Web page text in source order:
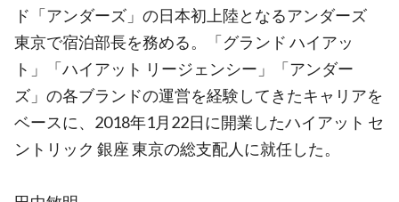
ド「アンダーズ」の日本初上陸となるアンダーズ
東京で宿泊部長を務める。「グランド ハイアッ
ト」「ハイアット リージェンシー」「アンダー
ズ」の各ブランドの運営を経験してきたキャリアを
ベースに、2018年1月22日に開業したハイアット セ
ントリック 銀座 東京の総支配人に就任した。